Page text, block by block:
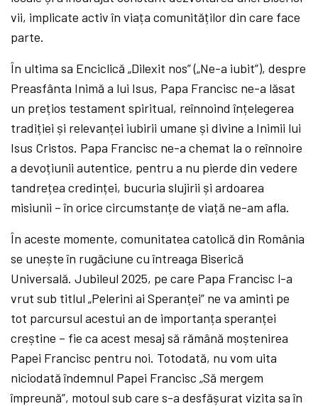
vii, implicate activ în viața comunităților din care face
parte.
În ultima sa Enciclică „Dilexit nos” („Ne-a iubit”), despre
Preasfânta Inimă a lui Isus, Papa Francisc ne-a lăsat
un prețios testament spiritual, reînnoind înțelegerea
tradiției și relevanței iubirii umane și divine a Inimii lui
Isus Cristos. Papa Francisc ne-a chemat la o reînnoire
a devoțiunii autentice, pentru a nu pierde din vedere
tandrețea credinței, bucuria slujirii și ardoarea
misiunii – în orice circumstanțe de viață ne-am afla.
În aceste momente, comunitatea catolică din România
se unește în rugăciune cu întreaga Biserică
Universală. Jubileul 2025, pe care Papa Francisc l-a
vrut sub titlul „Pelerini ai Speranței” ne va aminti pe
tot parcursul acestui an de importanța speranței
creștine – fie ca acest mesaj să rămână moștenirea
Papei Francisc pentru noi. Totodată, nu vom uita
niciodată îndemnul Papei Francisc „Să mergem
împreună”, motoul sub care s-a desfășurat vizita sa în